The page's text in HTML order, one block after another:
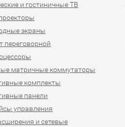
и гостиничные ТВ
экраны
переговорной
матричные коммутаторы
комплекты
панели
управления
и сетевые